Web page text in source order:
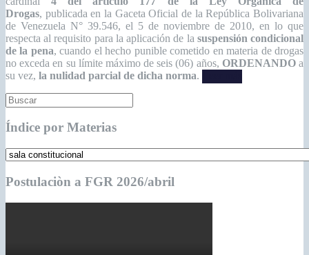
Drogas, publicada en la Gaceta Oficial de la República Bolivariana
de Venezuela N° 39.546, el 5 de noviembre de 2010, en lo que
respecta al requisito para la aplicación de la suspensión condicional
de la pena, cuando el hecho punible cometido en materia de drogas
no exceda en su límite máximo de seis (06) años, ORDENANDOa
su vez, la nulidad parcial de dicha norma.
Índice por Materias
Postulaciòn a FGR 2026/abril